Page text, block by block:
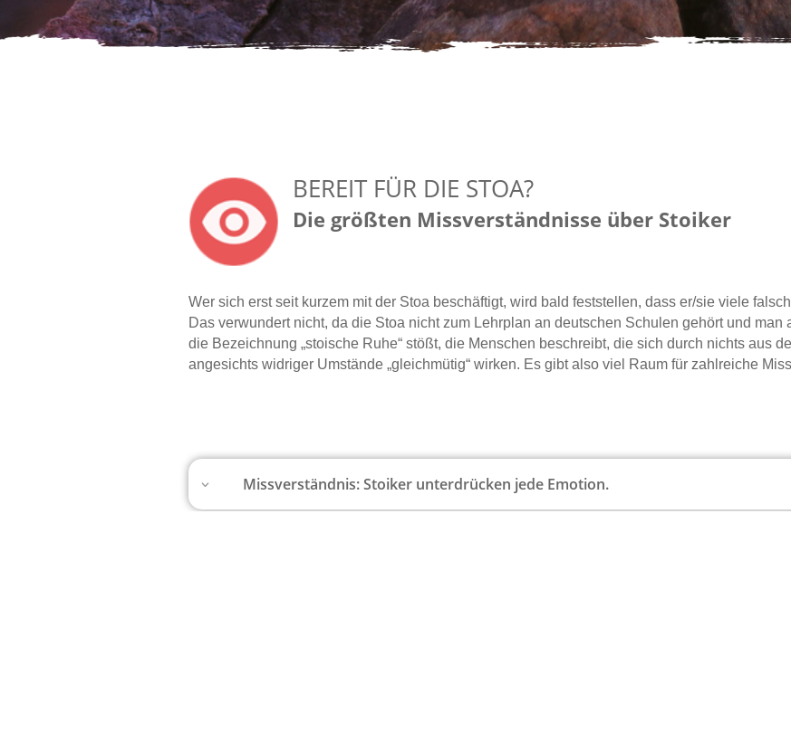
BEREIT FÜR DIE STOA?
Die größten Missverständnisse über Stoiker
Wer sich erst seit kurzem mit der Stoa beschäftigt, wird bald feststellen, dass er/sie viele
Das verwundert nicht, da die Stoa nicht zum Lehrplan an deutschen Schulen gehört und
die Bezeichnung „stoische Ruhe“ stößt, die Menschen beschreibt, die sich durch nichts aus
angesichts widriger Umstände „gleichmütig“ wirken. Es gibt also viel Raum für zahlreiche
Missverständnis: Stoiker unterdrücken jede Emotion.